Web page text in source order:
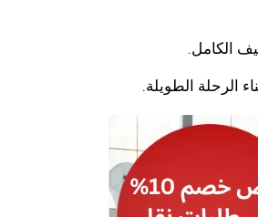
الكامل.
الرحلة الطويلة.